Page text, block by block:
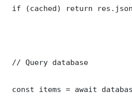
if (cached) return
// Query database
const items = await